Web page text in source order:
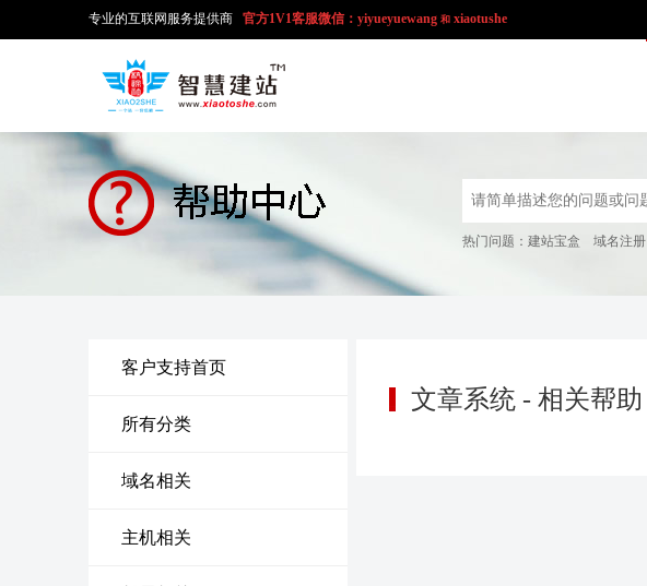
专业的互联网服务提供商 官方1V1客服微信：yiyueyuewang 和 xiaotushe
热门问题： 建站宝盒 域名注册
客户支持首页
所有分类
域名相关
主机相关
文章系统 - 相关帮助